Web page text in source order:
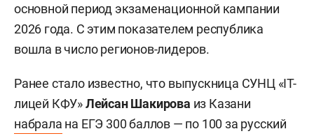
основной период экзаменационной кампании
2026 года. С этим показателем республика
вошла в число регионов-лидеров.
Ранее стало известно, что выпускница СУНЦ «IT-
лицей КФУ»Лейсан Шакирова из Казани
набрала на ЕГЭ 300 баллов — по 100 за русский